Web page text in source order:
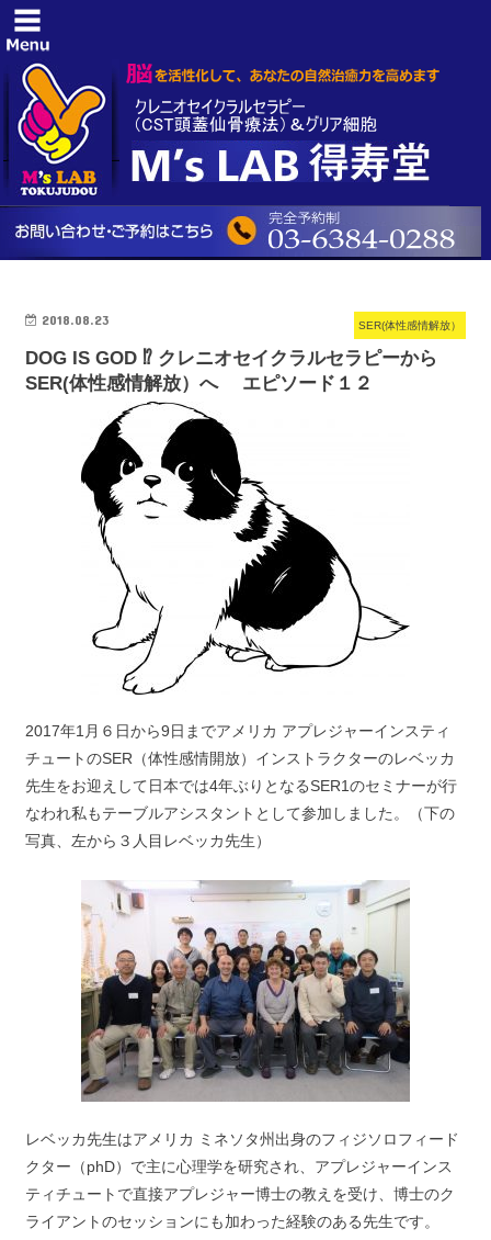
SER(体性感情解放）
2018.08.23
DOG IS GOD ⁉️ クレニオセイクラルセラピーから
SER(体性感情解放）へ エピソード１２
2017年1月６日から9日までアメリカ アプレジャーインスティ
チュートのSER（体性感情開放）インストラクターのレベッカ
先生をお迎えして日本では4年ぶりとなるSER1のセミナーが行
なわれ私もテーブルアシスタントとして参加しました。（下の
写真、左から３人目レベッカ先生）
レベッカ先生はアメリカ ミネソタ州出身のフィジソロフィード
クター（phD）で主に心理学を研究され、アプレジャーインス
ティチュートで直接アプレジャー博士の教えを受け、博士のク
ライアントのセッションにも加わった経験のある先生です。